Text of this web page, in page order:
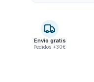
Envío gratis
Pedidos +30€